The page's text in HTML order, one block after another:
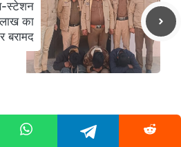
स्टेशन
का
बरामद